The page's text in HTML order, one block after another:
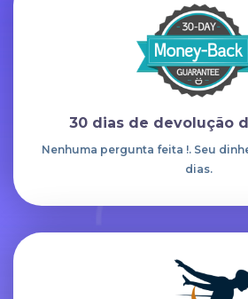
30 dias de devolução
Nenhuma pergunta feita !. Seu
dias.